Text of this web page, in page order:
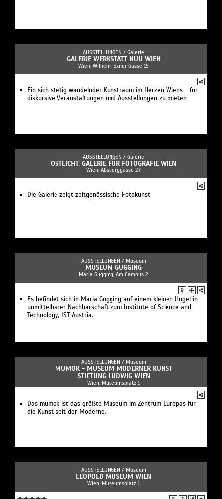
AUSSTELLUNGEN / Galerie
GALERIE WERKSTATT NUU WIEN
Wien, Wilhelm Exner Gasse 15
Ein sich stetig wandelnder Kunstraum im Herzen Wiens - für
diskursive Veranstaltungen und Ausstellungen zu mieten
AUSSTELLUNGEN / Galerie
OSTLICHT. GALERIE FÜR FOTOGRAFIE WIEN
Wien, Absberggasse 27
Die Galerie zeigt zeitgenössische Fotokunst
AUSSTELLUNGEN / Museum
MUSEUM GUGGING
Maria Gugging, Am Campus 2
Es befindet sich in Maria Gugging auf einem kleinen Hügel in
unmittelbarer Nachbarschaft zum Institute of Science and
Technology, IST Austria.
AUSSTELLUNGEN / Museum
MUMOK - MUSEUM MODERNER KUNST
STIFTUNG LUDWIG WIEN
Wien, Museumsplatz 1
Das mumok ist das größte Museum im Zentrum Europas für
die Kunst seit der Moderne.
AUSSTELLUNGEN / Museum
LEOPOLD MUSEUM WIEN
Wien, Museumsplatz 1